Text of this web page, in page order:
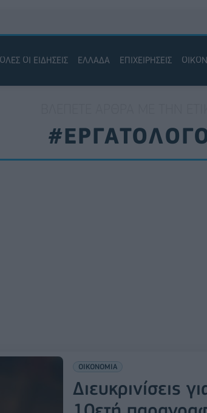
ΟΛΕΣ ΟΙ ΕΙΔΗΣΕΙΣ ΕΛΛΑΔΑ ΕΠΙΧΕΙΡΗΣΕΙΣ
ΟΙΚΟΝΟΜΙΑ
Διευκρινίσεις